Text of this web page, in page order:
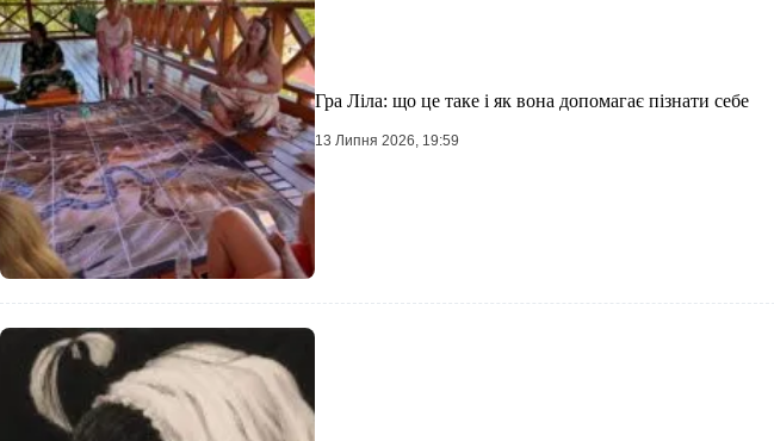
Гра Ліла: що це таке і як вона допомагає пізнати себе
13 Липня 2026, 19:59